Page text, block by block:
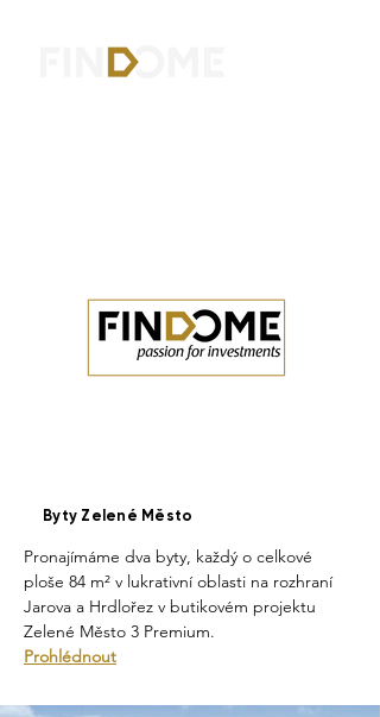
Byty Zelené Město
Pronajímáme dva byty, každý o celkové
ploše 84 m² v lukrativní oblasti na rozhraní
Jarova a Hrdlořez v butikovém projektu
Zelené Město 3 Premium.
Prohlédnout